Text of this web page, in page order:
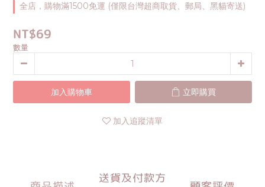
全店，購物滿1500免運 (僅限台灣超商取貨、郵局、黑貓寄送)
NT$69
數量
加入購物車 立即購買
加入追蹤清單
送貨及付款方